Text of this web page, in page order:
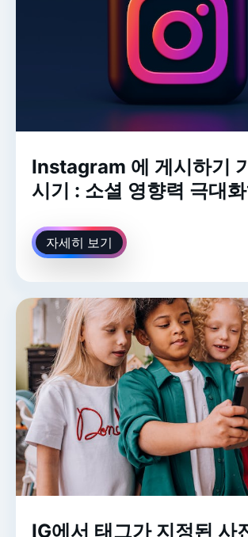
Instagram 에 게시하기
시기 : 소셜 영향력 극대화
자세히 보기
IG에서 태그가 지정된 사